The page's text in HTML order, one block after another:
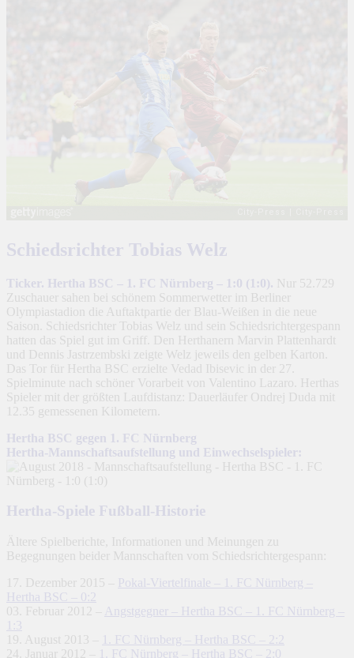
Schiedsrichter Tobias Welz
Ticker. Hertha BSC – 1. FC Nürnberg – 1:0 (1:0). Nur 52.729
Zuschauer sahen bei schönem Sommerwetter im Berliner
Olympiastadion die Auftaktpartie der Blau-Weißen in die neue
Saison. Schiedsrichter Tobias Welz und sein Schiedsrichtergespann
hatten das Spiel gut im Griff. Den Herthanern Marvin Plattenhardt
und Dennis Jastrzembski zeigte Welz jeweils den gelben Karton.
Das Tor für Hertha BSC erzielte Vedad Ibisevic in der 27.
Spielminute nach schöner Vorarbeit von Valentino Lazaro. Herthas
Spieler mit der größten Laufdistanz: Dauerläufer Ondrej Duda mit
12.35 gemessenen Kilometern.
Hertha BSC gegen 1. FC Nürnberg
Hertha-Mannschaftsaufstellung und Einwechselspieler:
Hertha-Spiele Fußball-Historie
Ältere Spielberichte, Informationen und Meinungen zu
Begegnungen beider Mannschaften vom Schiedsrichtergespann:
17. Dezember 2015 –
Pokal-Viertelfinale – 1. FC Nürnberg –
Hertha BSC – 0:2
03. Februar 2012 –
Angstgegner – Hertha BSC – 1. FC Nürnberg –
1:3
19. August 2013 –
1. FC Nürnberg – Hertha BSC – 2:2
24. Januar 2012 –
1. FC Nürnberg – Hertha BSC – 2:0